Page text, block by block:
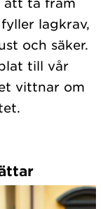
lagkrav,
och säker.
till vår
vittnar om